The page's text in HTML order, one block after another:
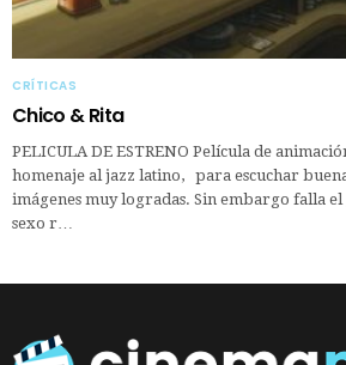
CRÍTICAS
Chico & Rita
PELICULA DE ESTRENO Película de
homenaje al jazz latino, para escuchar
imágenes muy logradas. Sin embargo falla el
sexo r…